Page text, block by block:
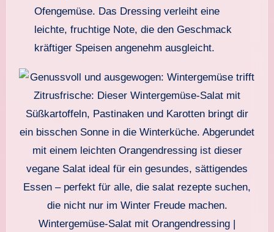
Ofengemüse. Das Dressing verleiht eine
leichte, fruchtige Note, die den Geschmack
kräftiger Speisen angenehm ausgleicht.
Wintergemüse-Salat mit Orangendressing |